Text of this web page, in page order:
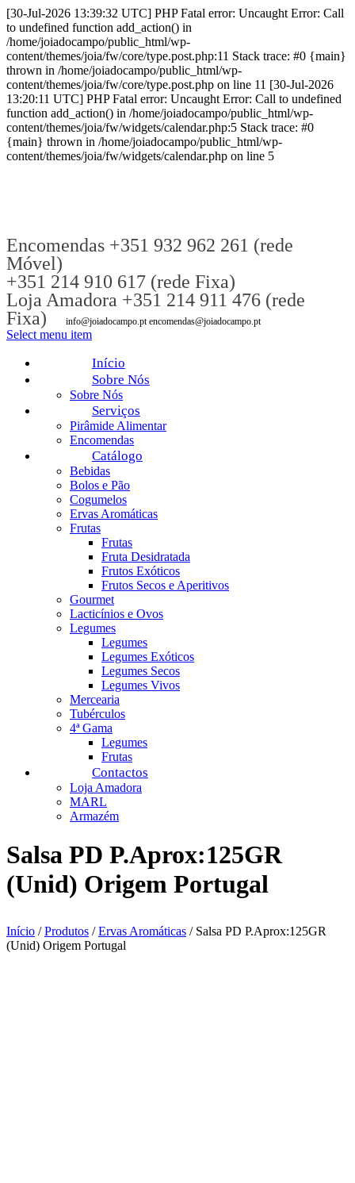
[30-Jul-2026 13:39:32 UTC] PHP Fatal error: Uncaught Error: Call
to undefined function add_action() in
/home/joiadocampo/public_html/wp-
content/themes/joia/fw/core/type.post.php:11 Stack trace: #0 {main}
thrown in /home/joiadocampo/public_html/wp-
content/themes/joia/fw/core/type.post.php on line 11 [30-Jul-2026
13:20:11 UTC] PHP Fatal error: Uncaught Error: Call to undefined
function add_action() in /home/joiadocampo/public_html/wp-
content/themes/joia/fw/widgets/calendar.php:5 Stack trace: #0
{main} thrown in /home/joiadocampo/public_html/wp-
content/themes/joia/fw/widgets/calendar.php on line 5
Encomendas +351 932 962 261 (rede
Móvel)
+351 214 910 617 (rede Fixa)
Loja Amadora +351 214 911 476 (rede
Fixa)
info@joiadocampo.pt encomendas@joiadocampo.pt
Select menu item
Início
Sobre Nós
Sobre Nós
Serviços
Pirâmide Alimentar
Encomendas
Catálogo
Bebidas
Bolos e Pão
Cogumelos
Ervas Aromáticas
Frutas
Frutas
Fruta Desidratada
Frutos Exóticos
Frutos Secos e Aperitivos
Gourmet
Lacticínios e Ovos
Legumes
Legumes
Legumes Exóticos
Legumes Secos
Legumes Vivos
Mercearia
Tubérculos
4ª Gama
Legumes
Frutas
Contactos
Loja Amadora
MARL
Armazém
Salsa PD P.Aprox:125GR
(Unid) Origem Portugal
Início /Produtos /Ervas Aromáticas / Salsa PD P.Aprox:125GR
(Unid) Origem Portugal